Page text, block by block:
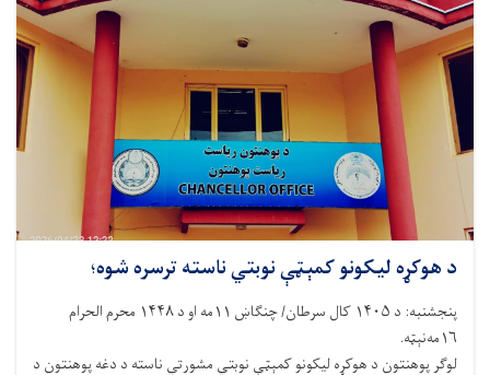
د هوکړه ليکونو کمېټې نوبتي ناسته ترسره شوه؛
پنجشنبه: د ۱۴۰۵ کال سرطان/ چنګاښ ۱۱مه او د ۱۴۴۸ محرم الحرام
۱۶مه‌نېټه.
لوګر پوهنتون د هوکړه ليکونو کمېټې نوبتي مشورتي ناسته د دغه پوهنتون د